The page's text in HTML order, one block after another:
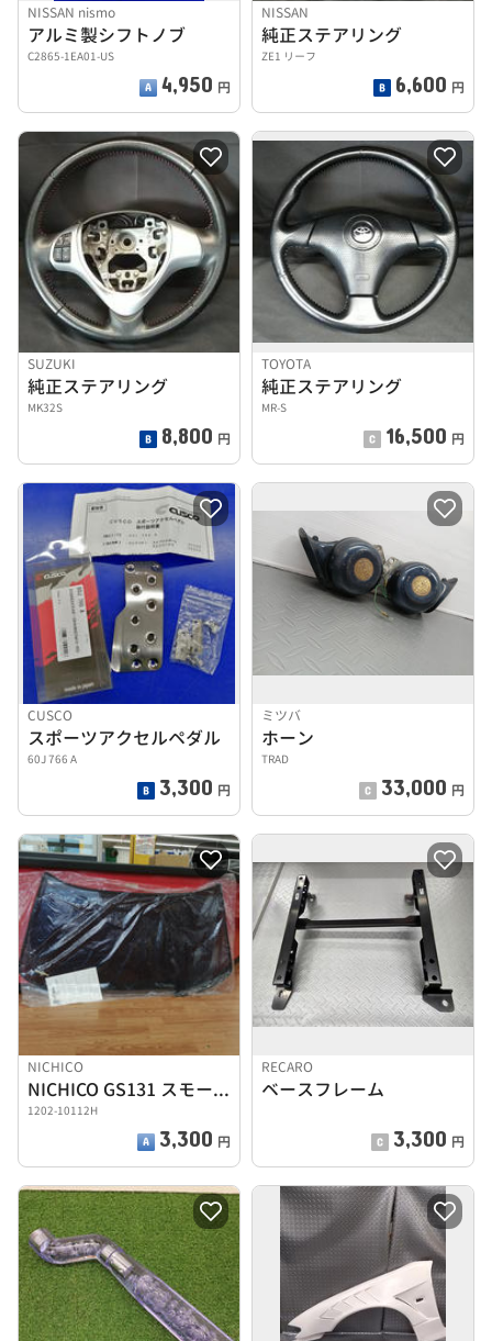
NISSAN nismo
アルミ製シフトノブ
C2865-1EA01-US
4,950 円
NISSAN
純正ステアリング
ZE1 リーフ
6,600 円
SUZUKI
純正ステアリング
MK32S
8,800 円
TOYOTA
純正ステアリング
MR-S
16,500 円
CUSCO
スポーツアクセルペダル
60J 766 A
3,300 円
ミツバ
ホーン
TRAD
33,000 円
NICHICO
NICHICO GS131 スモークカーテン
1202-10112H
3,300 円
RECARO
ベースフレーム
3,300 円